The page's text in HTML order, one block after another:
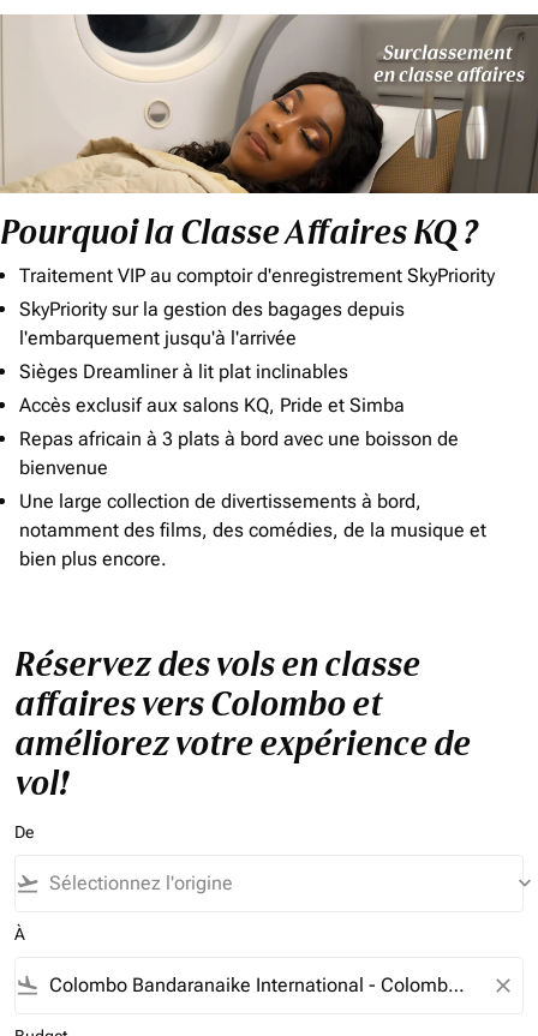
Pourquoi la Classe Affaires KQ ?
Traitement VIP au comptoir d'enregistrement SkyPriority
SkyPriority sur la gestion des bagages depuis
l'embarquement jusqu'à l'arrivée
Sièges Dreamliner à lit plat inclinables
Accès exclusif aux salons KQ, Pride et Simba
Repas africain à 3 plats à bord avec une boisson de
bienvenue
Une large collection de divertissements à bord,
notamment des films, des comédies, de la musique et
bien plus encore.
Réservez des vols en classe
affaires vers Colombo et
améliorez votre expérience de
vol!
De
flight_takeoff keyboard_arrow_down
À
flight_land close